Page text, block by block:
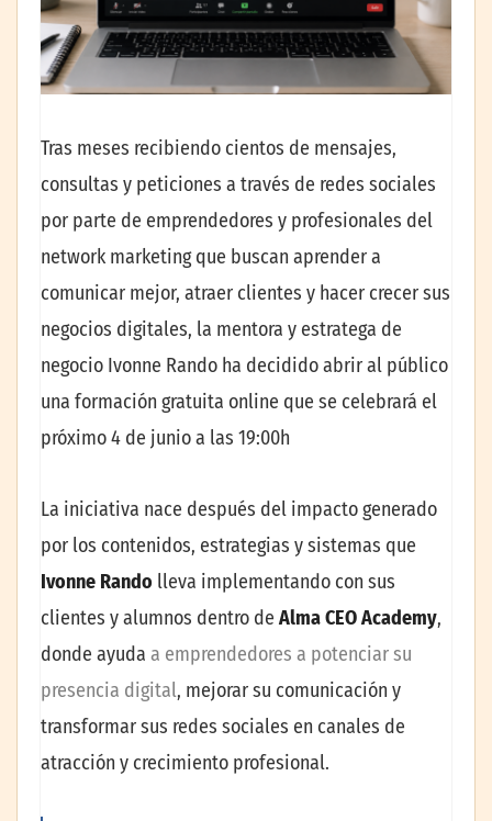
Tras meses recibiendo cientos de mensajes,
consultas y peticiones a través de redes sociales
por parte de emprendedores y profesionales del
network marketing que buscan aprender a
comunicar mejor, atraer clientes y hacer crecer sus
negocios digitales, la mentora y estratega de
negocio Ivonne Rando ha decidido abrir al público
una formación gratuita online que se celebrará el
próximo 4 de junio a las 19:00h
La iniciativa nace después del impacto generado
por los contenidos, estrategias y sistemas que
Ivonne Rando lleva implementando con sus
clientes y alumnos dentro de Alma CEO Academy,
donde ayuda a emprendedores a potenciar su
presencia digital, mejorar su comunicación y
transformar sus redes sociales en canales de
atracción y crecimiento profesional.